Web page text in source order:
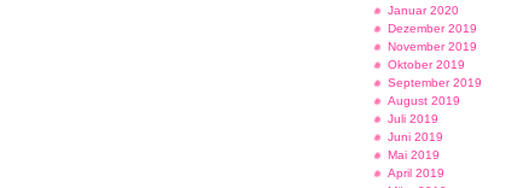
Januar 2020
Dezember 2019
November 2019
Oktober 2019
September 2019
August 2019
Juli 2019
Juni 2019
Mai 2019
April 2019